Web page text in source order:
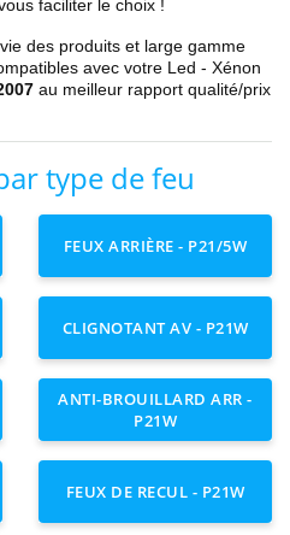
faciliter le choix !
des produits et large gamme
avec votre Led - Xénon
au meilleur rapport qualité/prix
type de feu
FEUX ARRIÈRE - P21/5W
CLIGNOTANT AV - P21W
ANTI-BROUILLARD ARR -
P21W
FEUX DE RECUL - P21W